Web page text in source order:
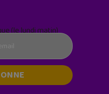
(le lundi matin)